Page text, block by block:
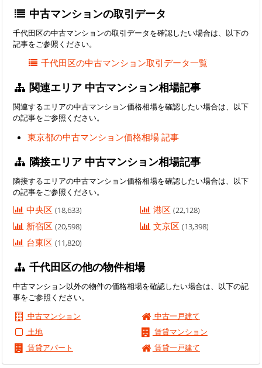
中古マンションの取引データ
千代田区の中古マンションの取引データを確認したい場合は、以下の
記事をご参照ください。
千代田区の中古マンション取引データ一覧
関連エリア 中古マンション相場記事
関連するエリアの中古マンション価格相場を確認したい場合は、以下
の記事をご参照ください。
東京都の中古マンション価格相場 記事
隣接エリア 中古マンション相場記事
隣接するエリアの中古マンション価格相場を確認したい場合は、以下
の記事をご参照ください。
中央区(18,633) 港区(22,128)
新宿区(20,598) 文京区(13,398)
台東区(11,820)
千代田区の他の物件相場
中古マンション以外の物件の価格相場を確認したい場合は、以下の記
事をご参照ください。
中古マンション
中古一戸建て
土地
賃貸マンション
賃貸アパート
賃貸一戸建て